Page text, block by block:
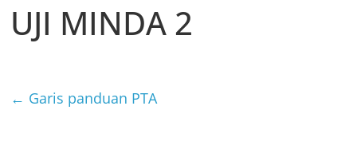
UJI MINDA 2
← Garis panduan PTA